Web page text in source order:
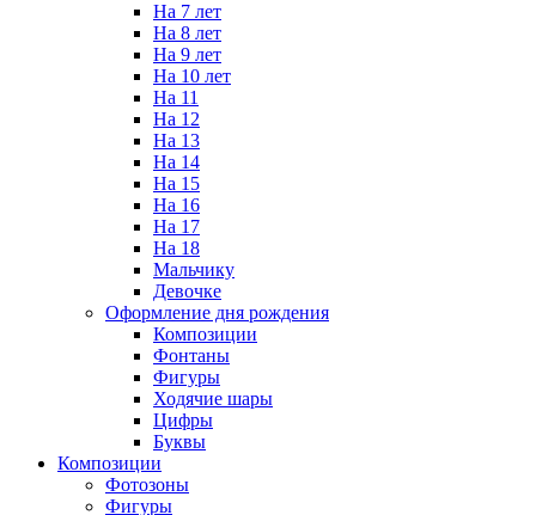
На 7 лет
На 8 лет
На 9 лет
На 10 лет
На 11
На 12
На 13
На 14
На 15
На 16
На 17
На 18
Мальчику
Девочке
Оформление дня рождения
Композиции
Фонтаны
Фигуры
Ходячие шары
Цифры
Буквы
Композиции
Фотозоны
Фигуры